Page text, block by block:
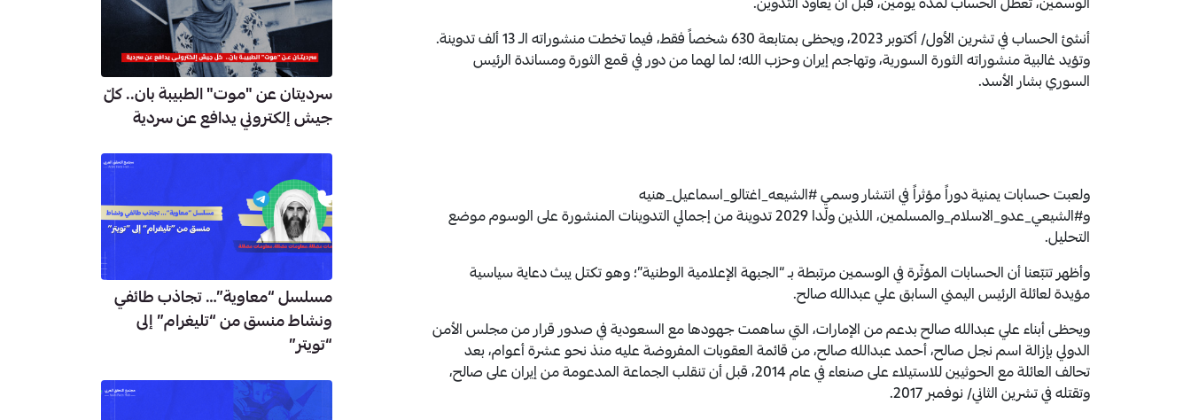
الوسمين، تعطل الحساب لمدة يومين، قبل أن يعاود التدوين.
أنشئ الحساب في تشرين الأول/ أكتوبر 2023، ويحظى بمتابعة 630 شخصاً فقط، فيما تخطت منشوراته الـ 13 ألف تدوينة.
وتؤيد غالبية منشوراته الثورة السورية، وتهاجم إيران وحزب الله؛ لما لهما من دور في قمع الثورة ومساندة الرئيس
السوري بشار الأسد.
ولعبت حسابات يمنية دوراً مؤثراً في انتشار وسمي #الشيعه_اغتالو_اسماعيل_هنيه
و#الشيعي_عدو_الاسلام_والمسلمين، اللذين ولّدا 2029 تدوينة من إجمالي التدوينات المنشورة على الوسوم موضع
التحليل.
وأظهر تتبّعنا أن الحسابات المؤثّرة في الوسمين مرتبطة بـ “الجبهة الإعلامية الوطنية”؛ وهو تكتل يبث دعاية سياسية
مؤيدة لعائلة الرئيس اليمني السابق علي عبدالله صالح.
ويحظى أبناء علي عبدالله صالح بدعم من الإمارات، التي ساهمت جهودها مع السعودية في صدور قرار من مجلس الأمن
الدولي بإزالة اسم نجل صالح، أحمد عبدالله صالح، من قائمة العقوبات المفروضة عليه منذ نحو عشرة أعوام، بعد
تحالف العائلة مع الحوثيين للاستيلاء على صنعاء في عام 2014، قبل أن تنقلب الجماعة المدعومة من إيران على صالح،
وتقتله في تشرين الثاني/ نوفمبر 2017.
سرديتان عن "موت" الطبيبة بان.. كلّ
جيش إلكتروني يدافع عن سردية
مسلسل “معاوية”… تجاذب طائفي
ونشاط منسق من “تليغرام” إلى
“تويتر”